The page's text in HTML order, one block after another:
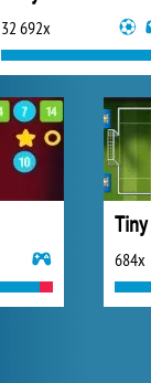
32 692x
684x